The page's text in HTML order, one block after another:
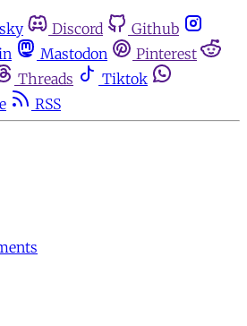
Discord
Github
Mastodon
Pinterest
Threads
Tiktok
RSS